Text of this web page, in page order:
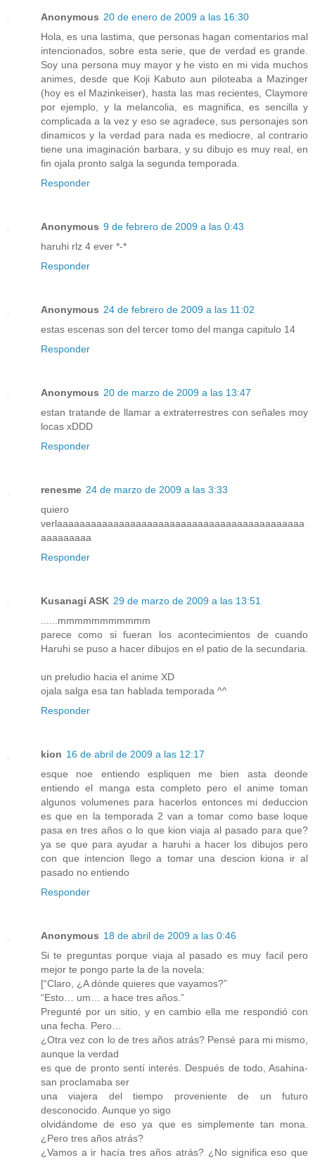
Anonymous 20 de enero de 2009 a las 16:30
Hola, es una lastima, que personas hagan comentarios mal
intencionados, sobre esta serie, que de verdad es grande.
Soy una persona muy mayor y he visto en mi vida muchos
animes, desde que Koji Kabuto aun piloteaba a Mazinger
(hoy es el Mazinkeiser), hasta las mas recientes, Claymore
por ejemplo, y la melancolia, es magnifica, es sencilla y
complicada a la vez y eso se agradece, sus personajes son
dinamicos y la verdad para nada es mediocre, al contrario
tiene una imaginación barbara, y su dibujo es muy real, en
fin ojala pronto salga la segunda temporada.
Responder
Anonymous 9 de febrero de 2009 a las 0:43
haruhi rlz 4 ever *-*
Responder
Anonymous 24 de febrero de 2009 a las 11:02
estas escenas son del tercer tomo del manga capitulo 14
Responder
Anonymous 20 de marzo de 2009 a las 13:47
estan tratande de llamar a extraterrestres con señales moy
locas xDDD
Responder
renesme 24 de marzo de 2009 a las 3:33
quiero
verlaaaaaaaaaaaaaaaaaaaaaaaaaaaaaaaaaaaaaaaaaaaa
aaaaaaaaa
Responder
Kusanagi ASK 29 de marzo de 2009 a las 13:51
......mmmmmmmmmmm
parece como si fueran los acontecimientos de cuando
Haruhi se puso a hacer dibujos en el patio de la secundaria.
un preludio hacia el anime XD
ojala salga esa tan hablada temporada ^^
Responder
kion 16 de abril de 2009 a las 12:17
esque noe entiendo espliquen me bien asta deonde
entiendo el manga esta completo pero el anime toman
algunos volumenes para hacerlos entonces mi deduccion
es que en la temporada 2 van a tomar como base loque
pasa en tres años o lo que kion viaja al pasado para que?
ya se que para ayudar a haruhi a hacer los dibujos pero
con que intencion llego a tomar una descion kiona ir al
pasado no entiendo
Responder
Anonymous 18 de abril de 2009 a las 0:46
Si te preguntas porque viaja al pasado es muy facil pero
mejor te pongo parte la de la novela:
[“Claro, ¿A dónde quieres que vayamos?”
“Esto… um… a hace tres años.”
Pregunté por un sitio, y en cambio ella me respondió con
una fecha. Pero…
¿Otra vez con lo de tres años atrás? Pensé para mi mismo,
aunque la verdad
es que de pronto sentí interés. Después de todo, Asahina-
san proclamaba ser
una viajera del tiempo proveniente de un futuro
desconocido. Aunque yo sigo
olvidándome de eso ya que es simplemente tan mona.
¿Pero tres años atrás?
¿Vamos a ir hacía tres años atrás? ¿No significa eso que